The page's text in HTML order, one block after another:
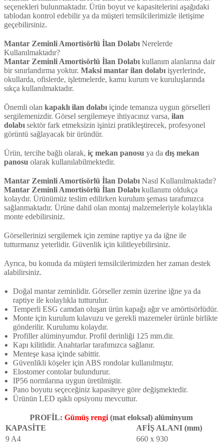
seçenekleri bulunmaktadır. Ürün boyut ve kapasitelerini aşağıdaki
tablodan kontrol edebilir ya da müşteri temsilcilerimizle iletişime
geçebilirsiniz.
Mantar Zeminli Amortisörlü İlan Dolabı Nerelerde
Kullanılmaktadır?
Mantar Zeminli Amortisörlü İlan Dolabı kullanım alanlarına dair
bir sınırlandırma yoktur. Maksi mantar ilan dolabı işyerlerinde,
okullarda, ofislerde, işletmelerde, kamu kurum ve kuruluşlarında
sıkça kullanılmaktadır.
Önemli olan kapaklı ilan dolabı içinde temanıza uygun görselleri
sergilemenizdir. Görsel sergilemeye ihtiyacınız varsa, ilan
dolabı sektör fark etmeksizin işinizi pratikleştirecek, profesyonel
görüntü sağlayacak bir üründür.
Ürün, tercihe bağlı olarak, iç mekan panosu ya da dış mekan
panosu olarak kullanılabilmektedir.
Mantar Zeminli Amortisörlü İlan Dolabı Nasıl Kullanılmaktadır?
Mantar Zeminli Amortisörlü İlan Dolabı kullanımı oldukça
kolaydır. Ürünümüz teslim edilirken kurulum şeması tarafımızca
sağlanmaktadır. Ürüne dahil olan montaj malzemeleriyle kolaylıkla
monte edebilirsiniz.
Görsellerinizi sergilemek için zemine raptiye ya da iğne ile
tutturmanız yeterlidir. Güvenlik için kilitleyebilirsiniz.
Ayrıca, bu konuda da müşteri temsilcilerimizden her zaman destek
alabilirsiniz.
Doğal mantar zeminlidir. Görseller zemin üzerine iğne ya da
raptiye ile kolaylıkla tutturulur.
Temperli ESG camdan oluşan ürün kapağı ağır ve amörtisörlüdür.
Monte için kurulum kılavuzu ve gerekli mazemeler ürünle birlikte
gönderilir. Kurulumu kolaydır.
Profiller alüminyumdur. Profil derinliği 125 mm.dir.
Kapı kilitlidir. Anahtarlar tarafımızca sağlanır.
Menteşe kasa içinde sabittir.
Güvenlikli köşeler için ABS rondolar kullanılmıştır.
Elostomer contolar bulundurur.
IP56 normlarına uygun üretilmiştir.
Pano boyutu seçeceğiniz kapasiteye göre değişmektedir.
Ürünün LED ışıklı opsiyonu mevcuttur.
PROFİL: Gümüş rengi(mat eloksal) alüminyum
KAPASİTE
AFİŞ ALANI (mm)
9 A4
660 x 930